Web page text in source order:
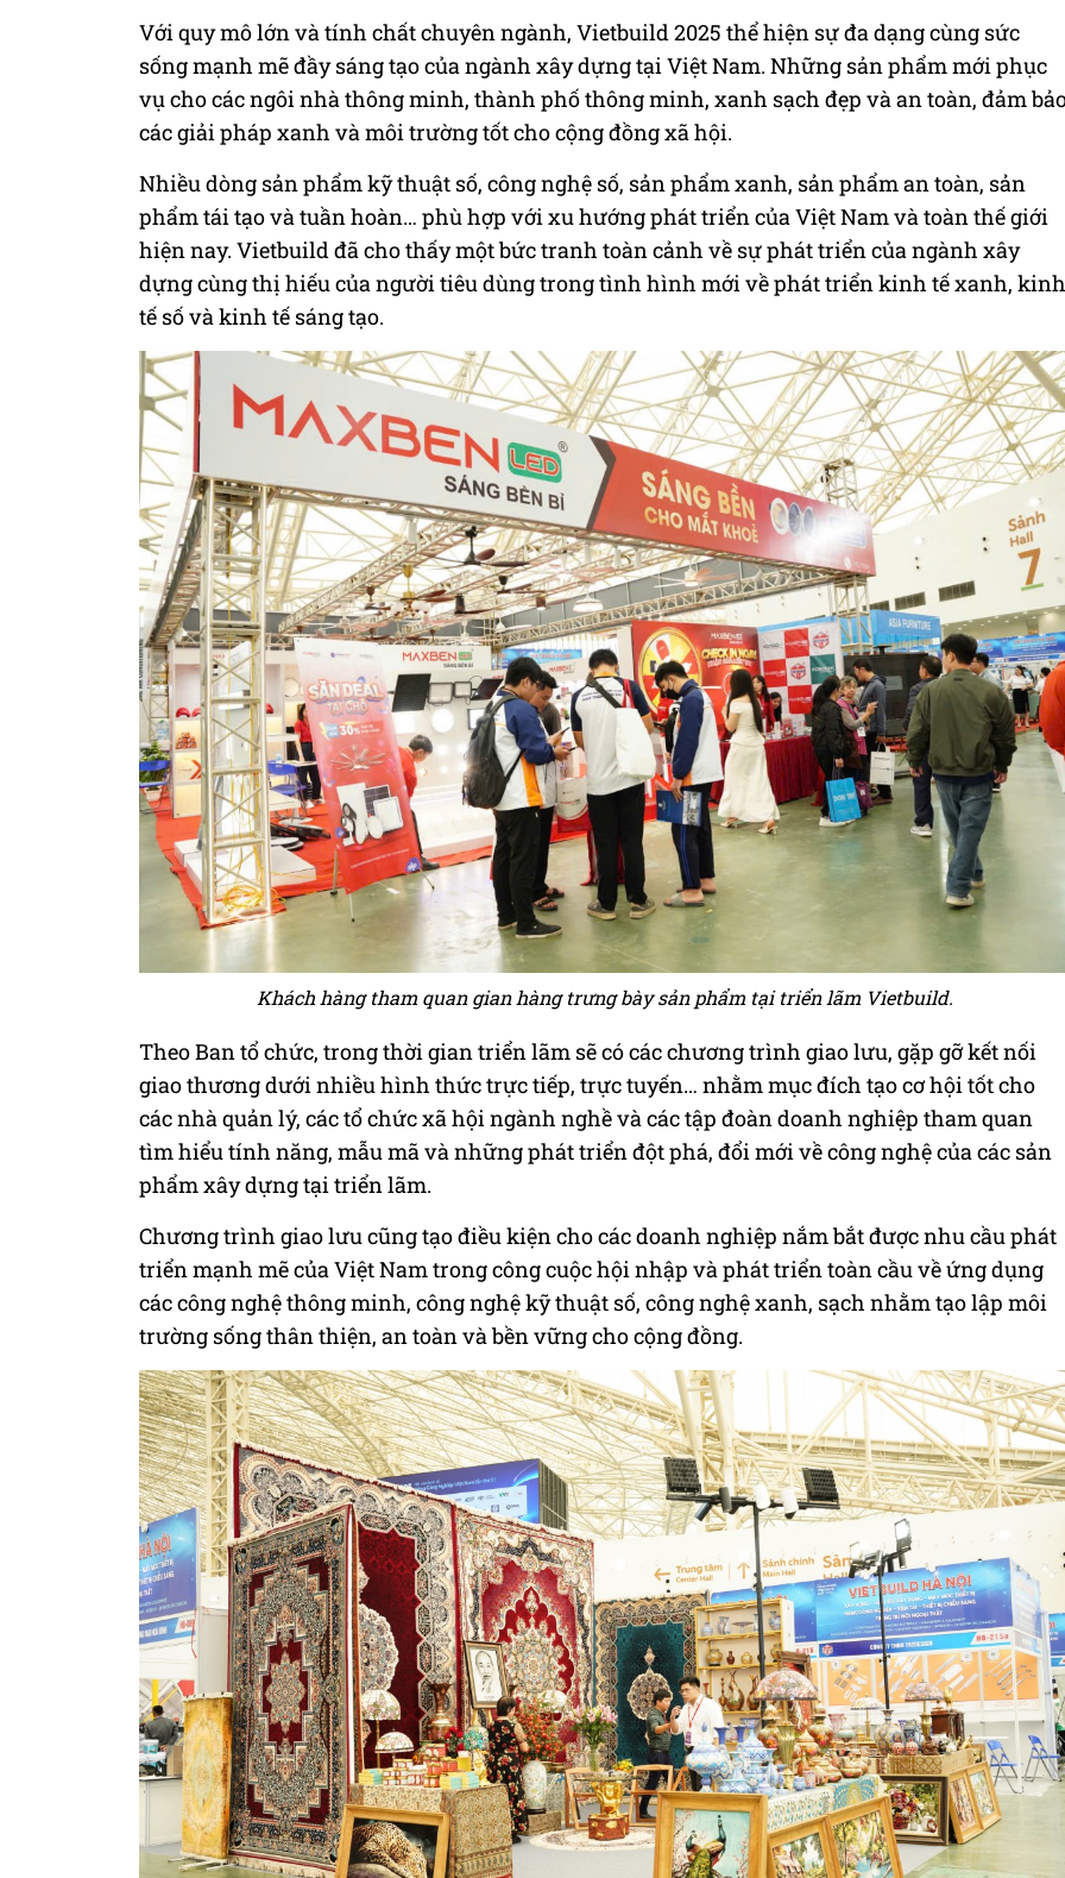
Với quy mô lớn và tính chất chuyên ngành, Vietbuild 2025 thể hiện sự đa dạng cùng sức
sống mạnh mẽ đầy sáng tạo của ngành xây dựng tại Việt Nam. Những sản phẩm mới phục
vụ cho các ngôi nhà thông minh, thành phố thông minh, xanh sạch đẹp và an toàn, đảm
các giải pháp xanh và môi trường tốt cho cộng đồng xã hội.
Nhiều dòng sản phẩm kỹ thuật số, công nghệ số, sản phẩm xanh, sản phẩm an toàn, sản
phẩm tái tạo và tuần hoàn… phù hợp với xu hướng phát triển của Việt Nam và toàn thế giới
hiện nay. Vietbuild đã cho thấy một bức tranh toàn cảnh về sự phát triển của ngành xây
dựng cùng thị hiếu của người tiêu dùng trong tình hình mới về phát triển kinh tế xanh, kinh
tế số và kinh tế sáng tạo.
Khách hàng tham quan gian hàng trưng bày sản phẩm tại triển lãm Vietbuild.
Theo Ban tổ chức, trong thời gian triển lãm sẽ có các chương trình giao lưu, gặp gỡ kết nối
giao thương dưới nhiều hình thức trực tiếp, trực tuyến… nhằm mục đích tạo cơ hội tốt cho
các nhà quản lý, các tổ chức xã hội ngành nghề và các tập đoàn doanh nghiệp tham quan
tìm hiểu tính năng, mẫu mã và những phát triển đột phá, đổi mới về công nghệ của các sản
phẩm xây dựng tại triển lãm.
Chương trình giao lưu cũng tạo điều kiện cho các doanh nghiệp nắm bắt được nhu cầu phát
triển mạnh mẽ của Việt Nam trong công cuộc hội nhập và phát triển toàn cầu về ứng dụng
các công nghệ thông minh, công nghệ kỹ thuật số, công nghệ xanh, sạch nhằm tạo lập môi
trường sống thân thiện, an toàn và bền vững cho cộng đồng.